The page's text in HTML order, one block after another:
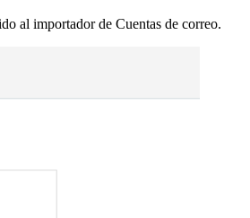
al importador de Cuentas de correo.